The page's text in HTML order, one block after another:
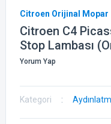
Citroen Orijinal Mopar
Citroen C4
Stop Lambası
Yorum Yap
Kategori